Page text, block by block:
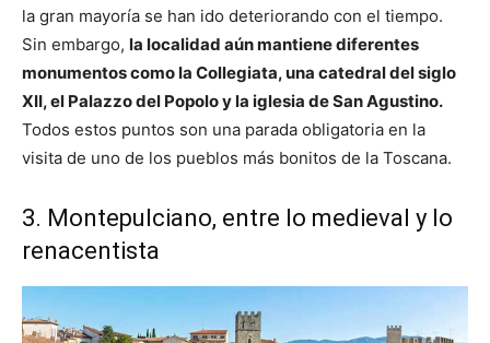
la gran mayoría se han ido deteriorando con el tiempo.
Sin embargo, la localidad aún mantiene diferentes
monumentos como la Collegiata, una catedral del siglo
XII, el Palazzo del Popolo y la iglesia de San Agustino.
Todos estos puntos son una parada obligatoria en la
visita de uno de los pueblos más bonitos de la Toscana.
3. Montepulciano, entre lo medieval y lo
renacentista